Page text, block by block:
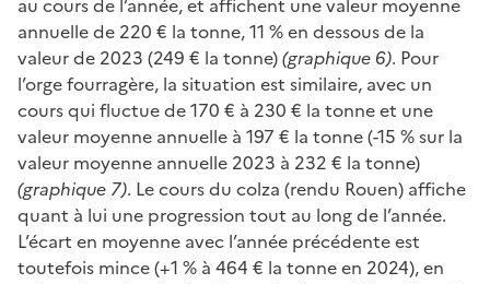
au cours de l’année, et affichent une valeur moyenne
annuelle de 220 € la tonne, 11 % en dessous de la
valeur de 2023 (249 € la tonne)(graphique 6). Pour
l’orge fourragère, la situation est similaire, avec un
cours qui fluctue de 170 € à 230 € la tonne et une
valeur moyenne annuelle à 197 € la tonne (-15 % sur la
valeur moyenne annuelle 2023 à 232 € la tonne)
(graphique 7). Le cours du colza (rendu Rouen) affiche
quant à lui une progression tout au long de l’année.
L’écart en moyenne avec l’année précédente est
toutefois mince (+1 % à 464 € la tonne en 2024), en